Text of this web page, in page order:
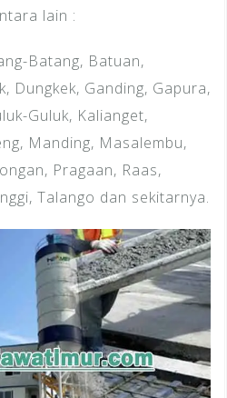
lain :
Batang, Batuan,
Dungkek, Ganding, Gapura,
Guluk, Kalianget,
Manding, Masalembu,
Pragaan, Raas,
Talango dan sekitarnya.